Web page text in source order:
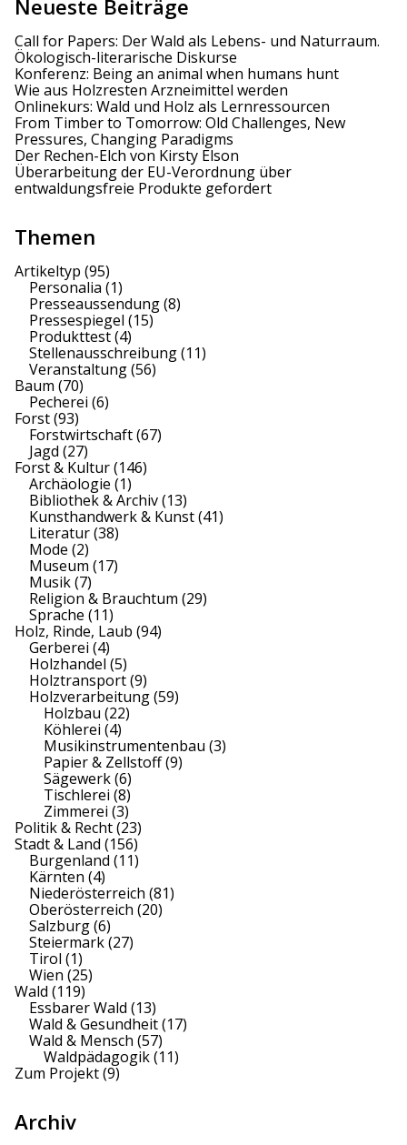
i
o
n
Neueste Beiträge
Call for Papers: Der Wald als Lebens- und Naturraum.
Ökologisch-literarische Diskurse
Konferenz: Being an animal when humans hunt
Wie aus Holzresten Arzneimittel werden
Onlinekurs: Wald und Holz als Lernressourcen
From Timber to Tomorrow: Old Challenges, New
Pressures, Changing Paradigms
Der Rechen-Elch von Kirsty Elson
Überarbeitung der EU-Verordnung über
entwaldungsfreie Produkte gefordert
Themen
Artikeltyp (95)
Personalia (1)
Presseaussendung(8)
Pressespiegel (15)
Produkttest(4)
Stellenausschreibung(11)
Veranstaltung(56)
Baum (70)
Pecherei (6)
Forst(93)
Forstwirtschaft(67)
Jagd (27)
Forst & Kultur(146)
Archäologie (1)
Bibliothek & Archiv(13)
Kunsthandwerk & Kunst(41)
Literatur(38)
Mode (2)
Museum (17)
Musik(7)
Religion & Brauchtum (29)
Sprache (11)
Holz, Rinde, Laub (94)
Gerberei (4)
Holzhandel (5)
Holztransport(9)
Holzverarbeitung(59)
Holzbau (22)
Köhlerei (4)
Musikinstrumentenbau (3)
Papier & Zellstoff(9)
Sägewerk(6)
Tischlerei (8)
Zimmerei (3)
Politik & Recht(23)
Stadt & Land (156)
Burgenland (11)
Kärnten (4)
Niederösterreich (81)
Oberösterreich (20)
Salzburg(6)
Steiermark(27)
Tirol (1)
Wien (25)
Wald (119)
Essbarer Wald (13)
Wald & Gesundheit(17)
Wald & Mensch (57)
Waldpädagogik(11)
Zum Projekt(9)
Archiv